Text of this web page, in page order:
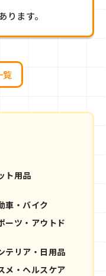
ります。
覧
ト用品
車・バイク
ーツ・アウトド
テリア・日用品
メ・ヘルスケア